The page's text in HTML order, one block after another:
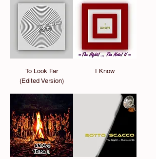
To Look Far
(Edited Version)
I Know